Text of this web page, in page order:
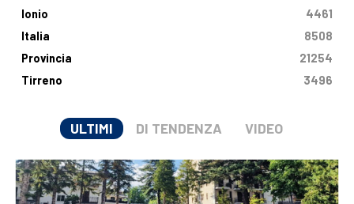
Ionio
4461
Italia
8508
Provincia
21254
Tirreno
3496
ULTIMI DI TENDENZA VIDEO